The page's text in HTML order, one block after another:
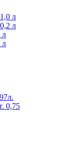
л
л
л
л
0,75